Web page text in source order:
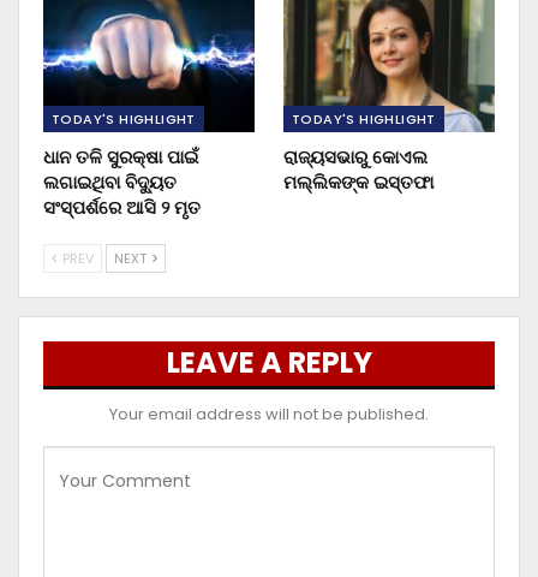
TODAY'S HIGHLIGHT
ଧାନ ତଳି ସୁରକ୍ଷା ପାଇଁ
ଲଗାଇଥିବା ବିଦ୍ୟୁତ
ସଂସ୍ପର୍ଶରେ ଆସି ୨ ମୃତ
TODAY'S HIGHLIGHT
ରାଜ୍ୟସଭାରୁ କୋଏଲ
ମଲ୍ଲିକଙ୍କ ଇସ୍ତଫା
PREV NEXT
LEAVE A REPLY
Your email address will not be published.